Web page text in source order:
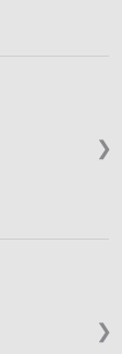
❯
❯